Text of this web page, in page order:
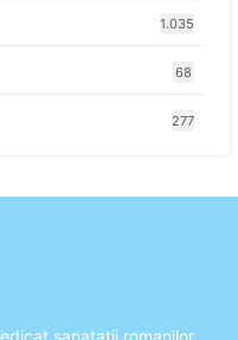
1.035
68
277
sanatatii romanilor.